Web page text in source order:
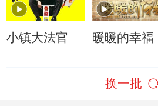
小镇大法官 暖暖的幸福
换一批